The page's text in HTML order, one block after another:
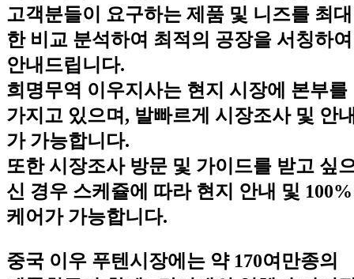
고객분들이 요구하는 제품 및 니즈를 최대
한 비교 분석하여 최적의 공장을 서칭하여
안내드립니다.
희명무역 이우지사는 현지 시장에 본부를
가지고 있으며, 발빠르게 시장조사 및 안
가 가능합니다.
또한 시장조사 방문 및 가이드를 받고 싶
신 경우 스케쥴에 따라 현지 안내 및 100%
케어가 가능합니다.
중국 이우 푸텐시장에는 약 170여만종의